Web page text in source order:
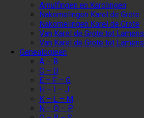
Arnulfingen en Karolingen
Nakomelingen Karel de Grote
Nakomelingen Karel de Grote
Van Karel de Grote tot Lamens
Van Karel de Grote tot Lamens
Genealogieën
A – B
C – D
E – F – G
H – I – J
K – L – M
N – O – P